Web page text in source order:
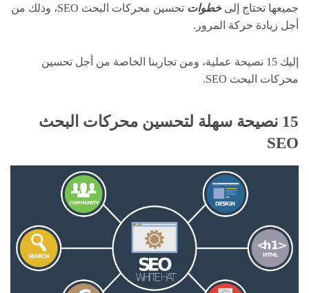
جميعها تحتاج إلىخطوات
تحسين محركات البحث SEO، وذلك من
أجل زيادة حركة المرور.
إليك 15 نصيحة عملية، ومن تجاربنا الخاصة من أجل تحسين
محركات البحث SEO.
15 نصيحة سهلة لتحسين محركات البحث
SEO